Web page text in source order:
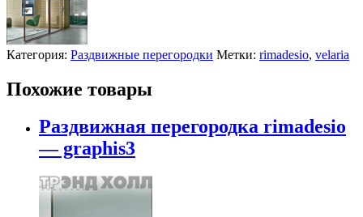
Категория: Раздвижные перегородки Метки: rimadesio, velaria
Похожие товары
Раздвижная перегородка rimadesio
— graphis3